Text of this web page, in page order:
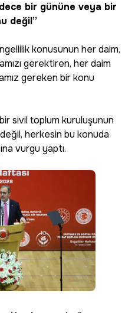
bir gününe veya bir
değil”
konusunun her daim,
gerektiren, her daim
gereken bir konu
sivil toplum kuruluşunun
değil, herkesin bu konuda
vurgu yaptı.